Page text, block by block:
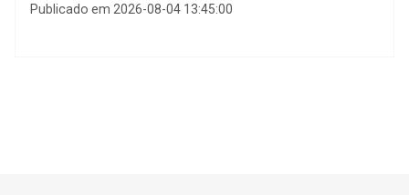
Publicado em 2026-08-04 13:45:00